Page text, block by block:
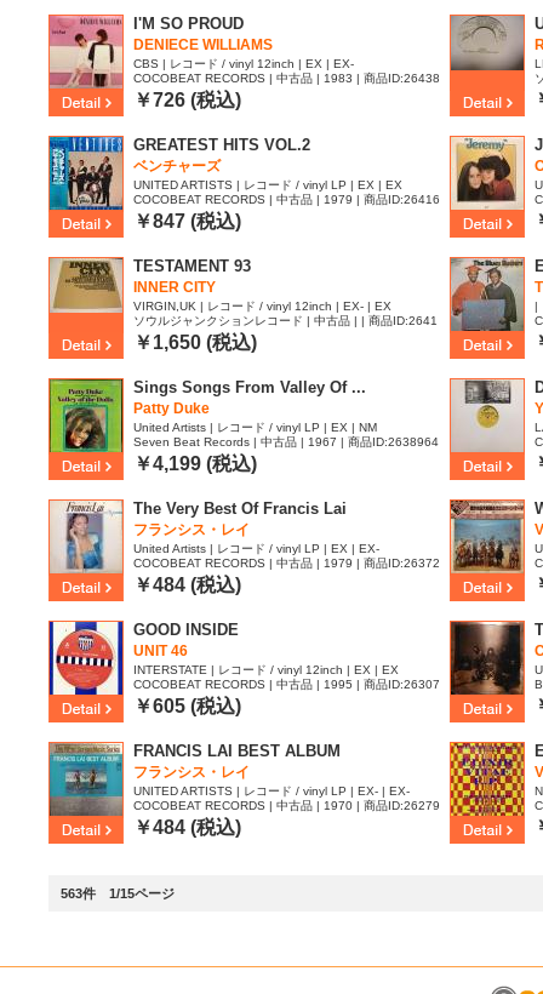
I'M SO PROUD
DENIECE WILLIAMS
CBS | レコード / vinyl 12inch | EX | EX-
COCOBEAT RECORDS | 中古品 | 1983 | 商品ID:26438
79
￥726 (税込)
GREATEST HITS VOL.2
ベンチャーズ
UNITED ARTISTS | レコード / vinyl LP | EX | EX
COCOBEAT RECORDS | 中古品 | 1979 | 商品ID:26416
84
￥847 (税込)
TESTAMENT 93
INNER CITY
VIRGIN,UK | レコード / vinyl 12inch | EX- | EX
ソウルジャンクションレコード | 中古品 | | 商品ID:2641
166
￥1,650 (税込)
|
Sings Songs From Valley Of ...
Patty Duke
United Artists | レコード / vinyl LP | EX | NM
Seven Beat Records | 中古品 | 1967 | 商品ID:2638964
￥4,199 (税込)
The Very Best Of Francis Lai
フランシス・レイ
United Artists | レコード / vinyl LP | EX | EX-
COCOBEAT RECORDS | 中古品 | 1979 | 商品ID:26372
26
￥484 (税込)
GOOD INSIDE
UNIT 46
INTERSTATE | レコード / vinyl 12inch | EX | EX
COCOBEAT RECORDS | 中古品 | 1995 | 商品ID:26307
91
￥605 (税込)
FRANCIS LAI BEST ALBUM
フランシス・レイ
UNITED ARTISTS | レコード / vinyl LP | EX- | EX-
COCOBEAT RECORDS | 中古品 | 1970 | 商品ID:26279
65
￥484 (税込)
563件 1/15ページ